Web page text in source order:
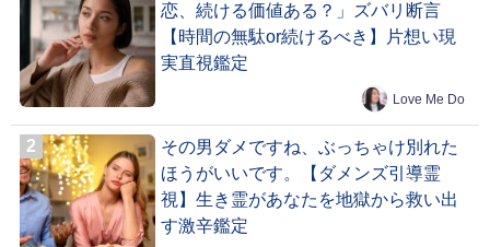
恋、続ける価値ある？」ズバリ断言
【時間の無駄or続けるべき】片想い現
実直視鑑定
Love Me Do
その男ダメですね、ぶっちゃけ別れた
ほうがいいです。【ダメンズ引導霊
視】生き霊があなたを地獄から救い出
す激辛鑑定